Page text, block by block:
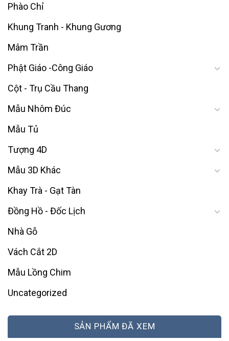
Phào Chỉ
Khung Tranh - Khung Gương
Mâm Trần
Phật Giáo -Công Giáo
Cột - Trụ Cầu Thang
Mẫu Nhôm Đúc
Mẫu Tủ
Tượng 4D
Mẫu 3D Khác
Khay Trà - Gạt Tàn
Đồng Hồ - Đốc Lịch
Nhà Gỗ
Vách Cắt 2D
Mẫu Lồng Chim
Uncategorized
SẢN PHẨM ĐÃ XEM